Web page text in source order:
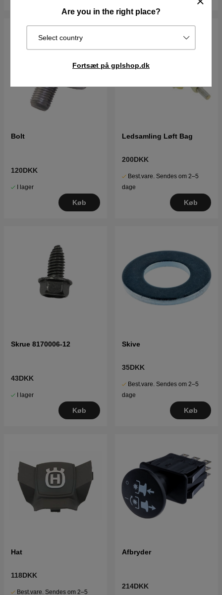
Are you in the right place?
Select country
Fortsæt på gplshop.dk
Bolt
120DKK
I lager
Køb
Ledsamling Løft Bag
200DKK
Best.vare. Sendes om 2–5
dage
Køb
Skrue 8170006-12
43DKK
I lager
Køb
Skive
35DKK
Best.vare. Sendes om 2–5
dage
Køb
Hat
118DKK
Best.vare. Sendes om 2–5
Afbryder
214DKK